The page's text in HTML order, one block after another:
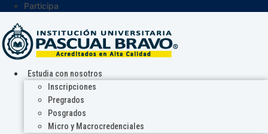
Participa
Estudia con nosotros
Inscripciones
Pregrados
Posgrados
Micro y Macrocredenciales